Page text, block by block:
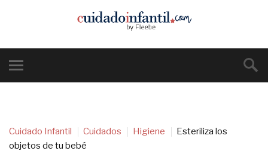
Cuidado Infantil Cuidados Higiene
Esteriliza los
objetos de tu bebé